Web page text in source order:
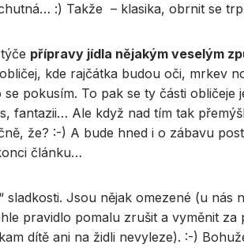
:) Takže – klasika, obrnit se
přípravy jídla nějakým veselým
kde rajčátka budou oči, mrkev
pokusím. To pak se ty části obličeje
fantazii… Ale když nad tím tak
že? :-) A bude hned i o zábavu
článku…
sladkosti. Jsou nějak omezené (u nás
pravidlo pomalu zrušit a vyměnit za
dítě ani na židli nevyleze). :-)